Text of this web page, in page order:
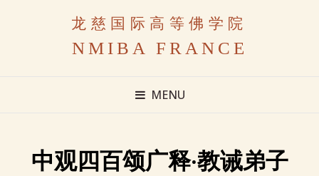
龙慈国际高等佛学院
NMIBA FRANCE
MENU
中观四百颂广释·教诫弟子